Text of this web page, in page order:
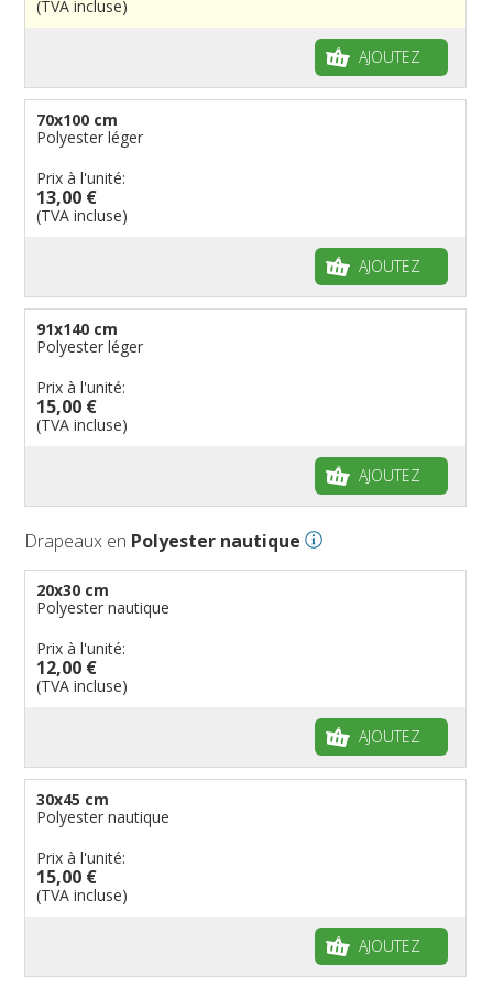
Cantons suisses
Drapeaux publicitaires
Drapeaux groupes ethniques & nations non
Drapeaux à voile et à goutte
Drapeaux pirates
Drapeaux de table
(TVA incluse)
AJOUTEZ
70x100 cm
Polyester léger
Prix à l'unité:
13,00 €
(TVA incluse)
AJOUTEZ
91x140 cm
Polyester léger
Prix à l'unité:
15,00 €
(TVA incluse)
AJOUTEZ
Drapeaux en Polyester nautique
20x30 cm
Polyester nautique
Prix à l'unité:
12,00 €
(TVA incluse)
AJOUTEZ
30x45 cm
Polyester nautique
Prix à l'unité:
15,00 €
(TVA incluse)
AJOUTEZ